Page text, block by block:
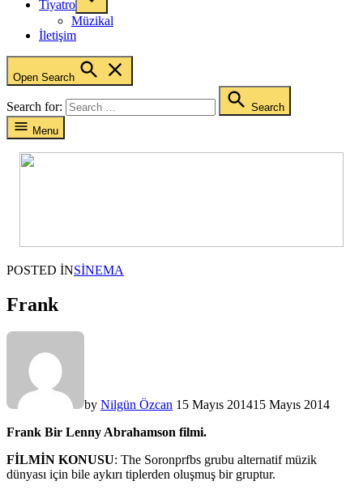
Tiyatro
Müzikal
İletişim
Open Search
Search for:
Search
Menu
POSTED INSINEMA
Frank
by Nilgün Özcan 15 Mayıs 201415 Mayıs 2014
Frank Bir Lenny Abrahamson filmi.
FİLMİN KONUSU: The Soronprfbs grubu alternatif müzik
dünyası için bile aykırı tiplerden oluşmuş bir gruptur.